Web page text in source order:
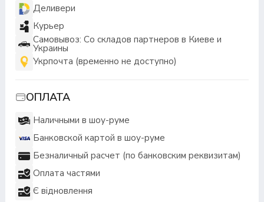
Деливери
Курьер
Самовывоз: Со складов партнеров в Киеве и
Украины
Укрпочта (временно не доступно)
ОПЛАТА
Наличными в шоу-руме
Банковской картой в шоу-руме
Безналичный расчет (по банковским реквизитам)
Оплата частями
Є відновлення